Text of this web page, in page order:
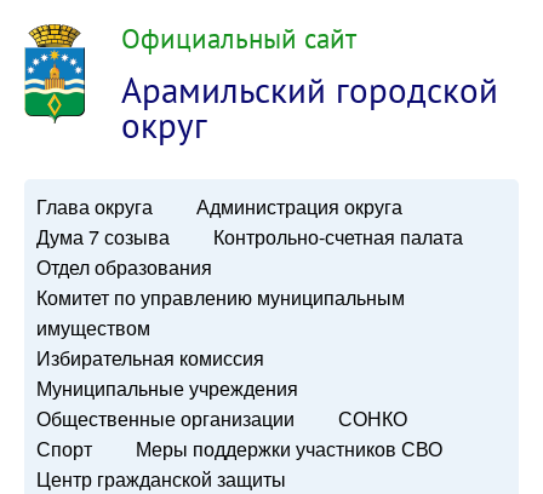
Официальный сайт
Арамильский городской
округ
Глава округа
Администрация округа
Дума 7 созыва
Контрольно-счетная палата
Отдел образования
Комитет по управлению муниципальным
имуществом
Избирательная комиссия
Муниципальные учреждения
Общественные организации
СОНКО
Спорт
Меры поддержки участников СВО
Центр гражданской защиты